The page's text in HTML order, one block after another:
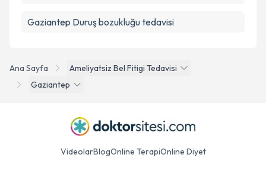
Ana Sayfa
Ameliyatsiz Bel Fitigi Tedavisi
Gaziantep
Gaziantep Duruş bozukluğu tedavisi
VideolarBlogOnline TerapiOnline Diyet